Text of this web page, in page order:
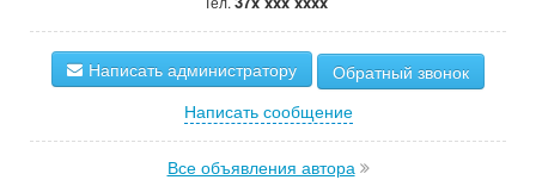
Написать администратору
Обратный звонок
Написать сообщение
Все объявления автора